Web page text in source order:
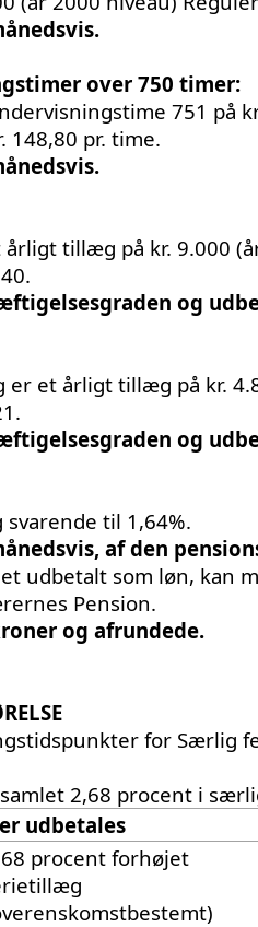
over 750 timer:
751 på
148,80 pr. time.
tillæg på kr. 9.000
og
et årligt tillæg på kr.
og
til 1,64%.
af den
udbetalt som løn, kan
Pension.
nutids-kroner
for Særlig
2,68 procent i
udbetales
procent forhøjet